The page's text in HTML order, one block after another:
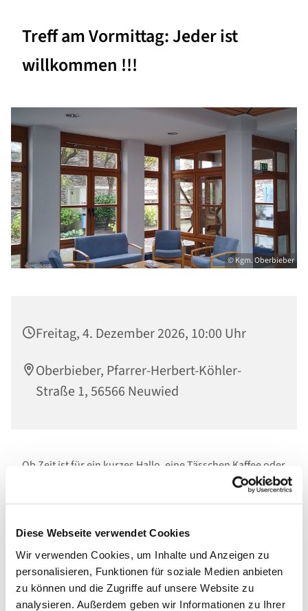
Diese Webseite verwendet Cookies
Wir verwenden Cookies, um Inhalte und Anzeigen zu
personalisieren, Funktionen für soziale Medien anbieten
zu können und die Zugriffe auf unsere Website zu
analysieren. Außerdem geben wir Informationen zu Ihrer
Treff am Vormittag: Jeder ist
willkommen !!!
© Kgm. Oberbieber
Freitag, 4. Dezember 2026, 10:00 Uhr
Oberbieber, Pfarrer-Herbert-Köhler-
Straße 1, 56566 Neuwied
Ob Zeit ist für ein kurzes Hallo, eine Tässchen Kaffee oder
Tee, oder ein längeres Gespräch, entscheidet jeder
Unser Treff am Vormittag steht allen offen .
Bei schönem Wetter im Außenbereich, sonst gemütlich
im Jugendbereich des
Ev. Gemeindehauses.